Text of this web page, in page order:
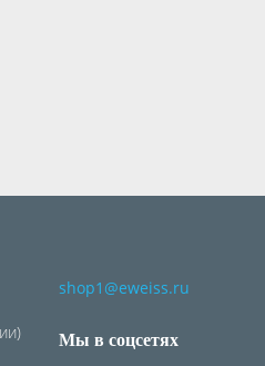
shop1@eweiss.ru
Мы в соцсетях